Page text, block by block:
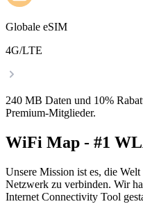
Globale eSIM
4G/LTE
240 MB Daten und 10%
Premium-Mitglieder.
WiFi Map - #1
Unsere Mission ist es, die
Netzwerk zu verbinden. Wir
Internet Connectivity Tool